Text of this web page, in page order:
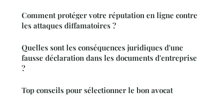
Comment protéger votre réputation en ligne contre
les attaques diffamatoires ?
Quelles sont les conséquences juridiques d'une
fausse déclaration dans les documents d'entreprise
?
Top conseils pour sélectionner le bon avocat